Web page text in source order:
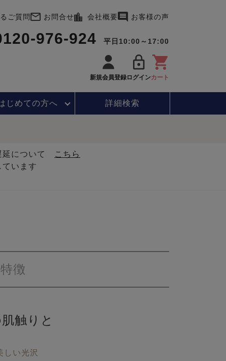
ご質問 お問合せ 会社概要 お客様の声
976-924 平日10:00～17:00
新規会員登録ログインカート
じめての方へ 詳細検索
延について
こちら
います
徴
触りと
しい光沢